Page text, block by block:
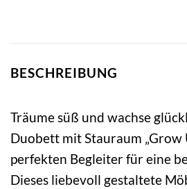
BESCHREIBUNG
Träume süß und wachse
Duobett mit Stauraum „Grow
perfekten Begleiter für eine
Dieses liebevoll gestaltete